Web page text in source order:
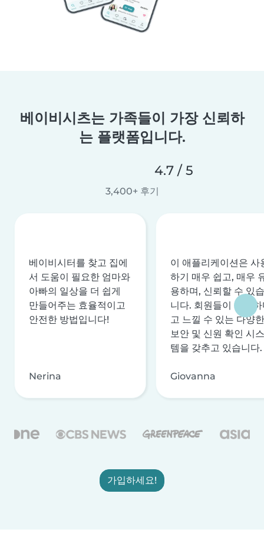
베이비시츠는 가족들이 가장 신뢰하
는 플랫폼입니다.
4.7 / 5
3,400+ 후기
베이비시터를 찾고 집에
서 도움이 필요한 엄마와
아빠의 일상을 더 쉽게
만들어주는 효율적이고
안전한 방법입니다!
Nerina
이 애플리케이션은 사
하기 매우 쉽고, 매우
용하며, 신뢰할 수 있습
니다. 회원들이 안전
고 느낄 수 있는 다양한
보안 및 신원 확인 시스
템을 갖추고 있습니다.
Giovanna
가입하세요!